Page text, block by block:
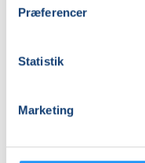
Præferencer
Statistik
Marketing
Praktiske oplysninger